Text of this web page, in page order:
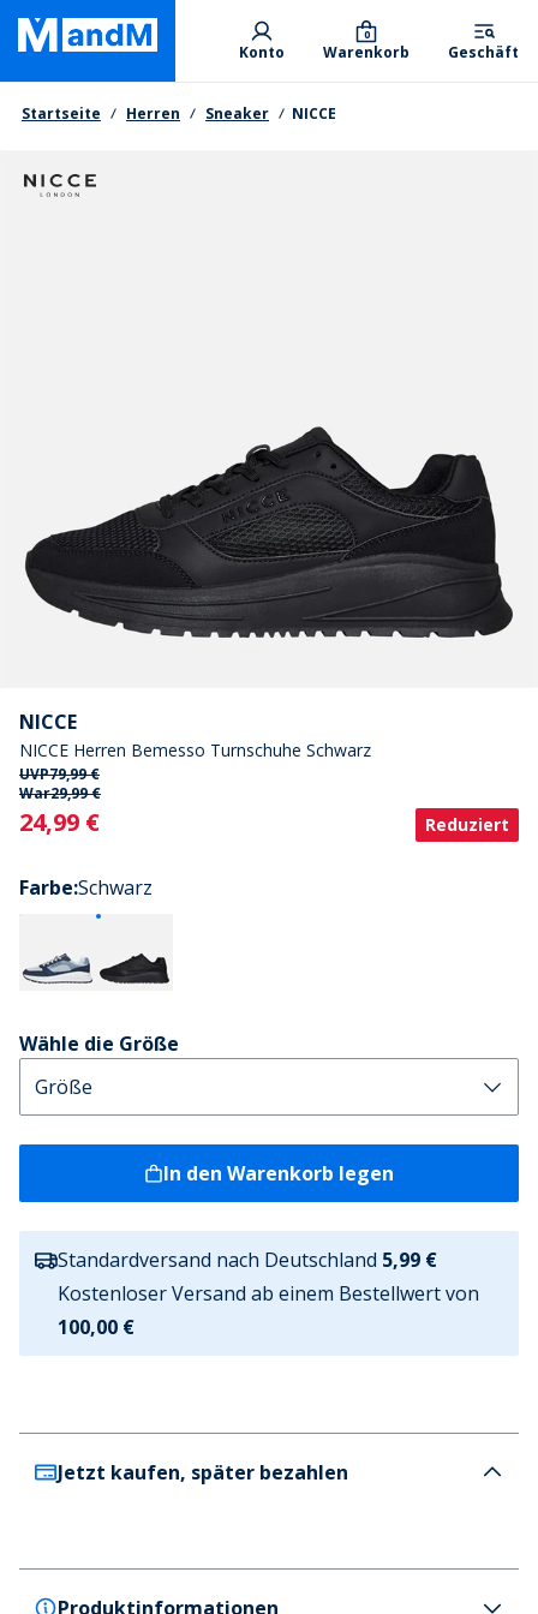
Skip
main
content
Primary departments
Konto Warenkorb
0
Geschäft
Brotkrumen
Startseite Herren Sneaker NICCE
NICCE
NICCE Herren Bemesso Turnschuhe Schwarz
UVP79,99 €
War29,99 €
Current
24,99 € Reduziert
Farbe:Schwarz
Wähle die Größe
In den Warenkorb legen
Standardversand nach Deutschland 5,99 €
Kostenloser Versand ab einem Bestellwert von
100,00 €
Jetzt kaufen, später bezahlen
Produktinformationen